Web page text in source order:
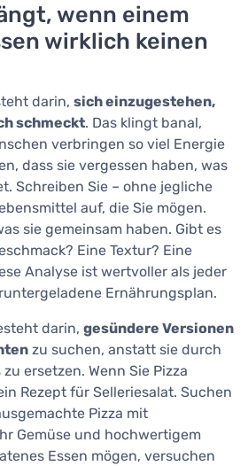
wenn einem
wirklich keinen
darin, sich einzugestehen,
schmeckt. Das klingt banal,
verbringen so viel Energie
dass sie vergessen haben, was
Schreiben Sie – ohne jegliche
auf, die Sie mögen.
sie gemeinsam haben. Gibt es
Eine Textur? Eine
Analyse ist wertvoller als jeder
Ernährungsplan.
darin, gesündere Versionen
zu suchen, anstatt sie durch
ersetzen. Wenn Sie Pizza
Rezept für Selleriesalat. Suchen
Pizza mit
Gemüse und hochwertigem
Essen mögen, versuchen